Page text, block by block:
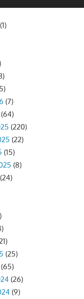
(1)
(7)
(64)
(220)
(22)
(15)
(8)
(24)
(25)
(65)
(26)
(9)